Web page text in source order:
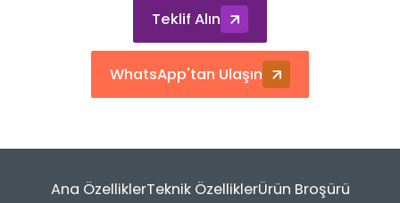
Teklif Alın
WhatsApp'tan Ulaşın
Ana ÖzelliklerTeknik ÖzelliklerÜrün Broşürü